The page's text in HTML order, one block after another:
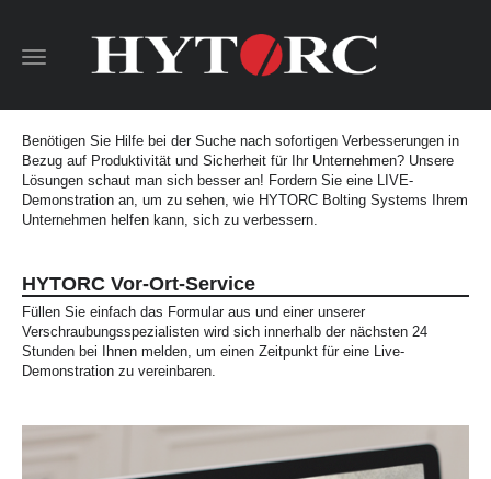
Toggle
Benötigen Sie Hilfe bei der Suche nach sofortigen Verbesserungen in
Bezug auf Produktivität und Sicherheit für Ihr Unternehmen? Unsere
Lösungen schaut man sich besser an! Fordern Sie eine LIVE-
Demonstration an, um zu sehen, wie HYTORC Bolting Systems Ihrem
Unternehmen helfen kann, sich zu verbessern.
HYTORC Vor-Ort-Service
Füllen Sie einfach das Formular aus und einer unserer
Verschraubungsspezialisten wird sich innerhalb der nächsten 24
Stunden bei Ihnen melden, um einen Zeitpunkt für eine Live-
Demonstration zu vereinbaren.